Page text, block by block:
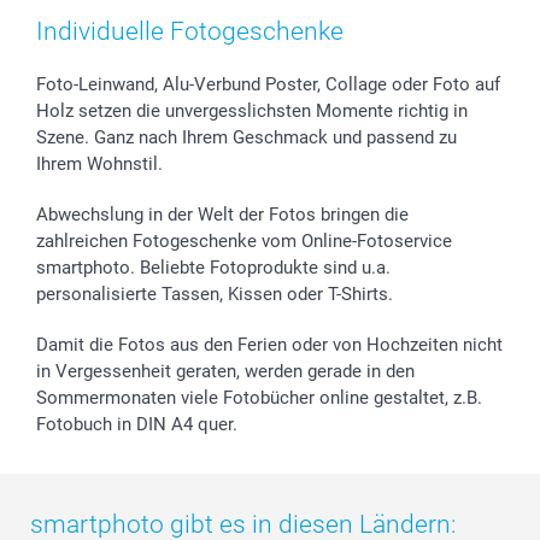
Zubehör & Material
Sticker & Etiketten
Geschenk-Gutscheine (PDF)
AGB
Presse
Partnerprogramme
Investor Relations
Widerrufsrecht
Muttertag
Kommunion & Konfirmation
Hochzeit
Geburtstag
Zu allen Anlässen
Preise und Versandkosten
48h Lieferung
Zahlungsmöglichkeiten
Anmelden /Registrieren
Status der Bestellung
smartfriends
smartgarantie
smartbonus
Individuelle Fotogeschenke
Foto-Leinwand, Alu-Verbund Poster, Collage oder Foto auf
Holz setzen die unvergesslichsten Momente richtig in
Szene. Ganz nach Ihrem Geschmack und passend zu
Ihrem Wohnstil.
Abwechslung in der Welt der Fotos bringen die
zahlreichen Fotogeschenke vom Online-Fotoservice
smartphoto. Beliebte Fotoprodukte sind u.a.
personalisierte Tassen, Kissen oder T-Shirts.
Damit die Fotos aus den Ferien oder von Hochzeiten nicht
in Vergessenheit geraten, werden gerade in den
Sommermonaten viele Fotobücher online gestaltet, z.B.
Fotobuch in DIN A4 quer.
smartphoto gibt es in diesen Ländern: